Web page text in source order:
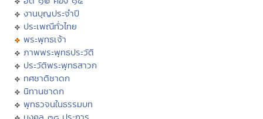
งานบุญประจำปี
ประเพณีทั่วไทย
พระพุทธเจ้า
ภาพพระพุทธประวัติ
ประวัติพระพุทธสาวก
ทศชาติชาดก
นิทานชาดก
พุทธวจนในธรรมบท